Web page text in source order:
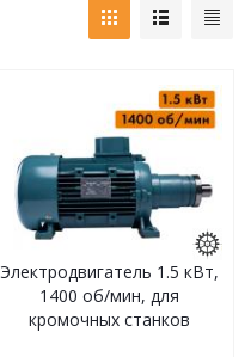
Электродвигатель 1.5 кВт,
1400 об/мин, для
кромочных станков